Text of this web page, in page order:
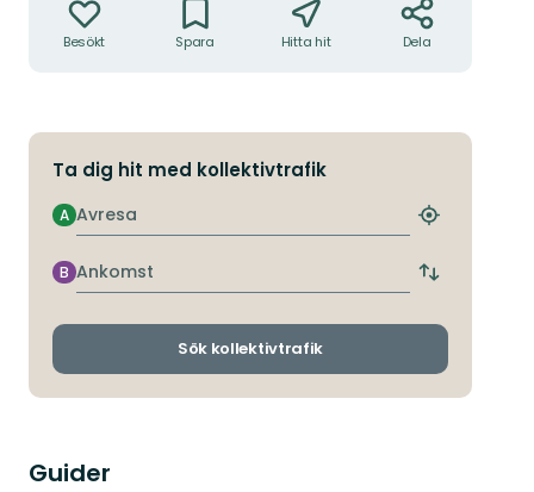
Besökt Spara Hitta hit Dela
Ta dig hit med kollektivtrafik
Avresa
A
Hitta
hållplats
Ankomst
B
Byt
och
Sök kollektivtrafik
Guider